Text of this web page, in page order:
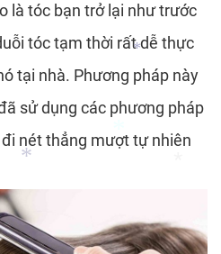
*
*
là tóc bạn trở lại như trước
tóc tạm thời rất dễ thực
tại nhà. Phương pháp này
sử dụng các phương pháp
nét thẳng mượt tự nhiên